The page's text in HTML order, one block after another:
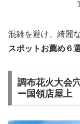
混雑を避け、綺麗
スポットお薦め６
調布花火大会
ー国領店屋上